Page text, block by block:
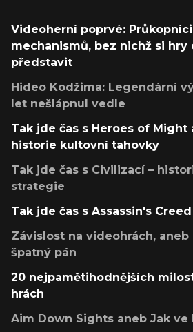
Videoherní poprvé:
mechanismů, bez nichž si hry
představit
Hideo Kodžima: Legendární
let nešlápnul vedle
Tak jde čas s Heroes of Might
historie kultovní tahovky
Tak jde čas s Civilizací –
strategie
Tak jde čas s Assassin's
Závislost na videohrách,
špatný pán
20 nejpamětihodnějších
hrách
Aim Down Sights aneb Jak ve